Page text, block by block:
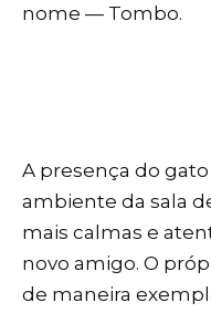
nome — Tombo.
A presença do
ambiente da sala
mais calmas e
novo amigo. O
de maneira